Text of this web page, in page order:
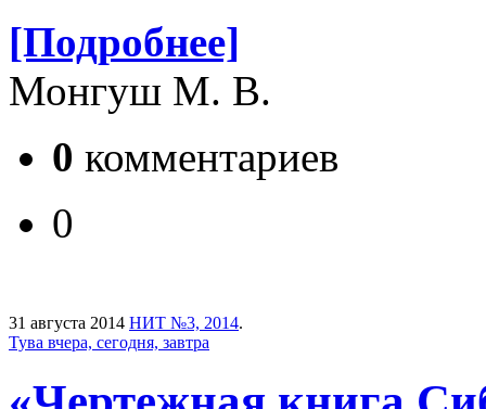
[Подробнее]
Монгуш М. В.
0 комментариев
0
31 августа 2014 НИТ №3, 2014.
Тува вчера, сегодня, завтра